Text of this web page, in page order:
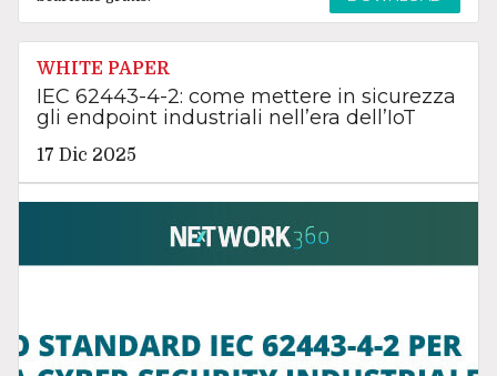
WHITE PAPER
IEC 62443-4-2: come mettere in sicurezza
gli endpoint industriali nell’era dell’IoT
17 Dic 2025